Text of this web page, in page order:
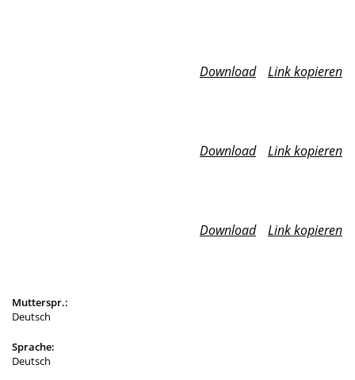
Mutterspr.:
Deutsch
Sprache:
Deutsch
Download Link kopieren
Download Link kopieren
Download Link kopieren